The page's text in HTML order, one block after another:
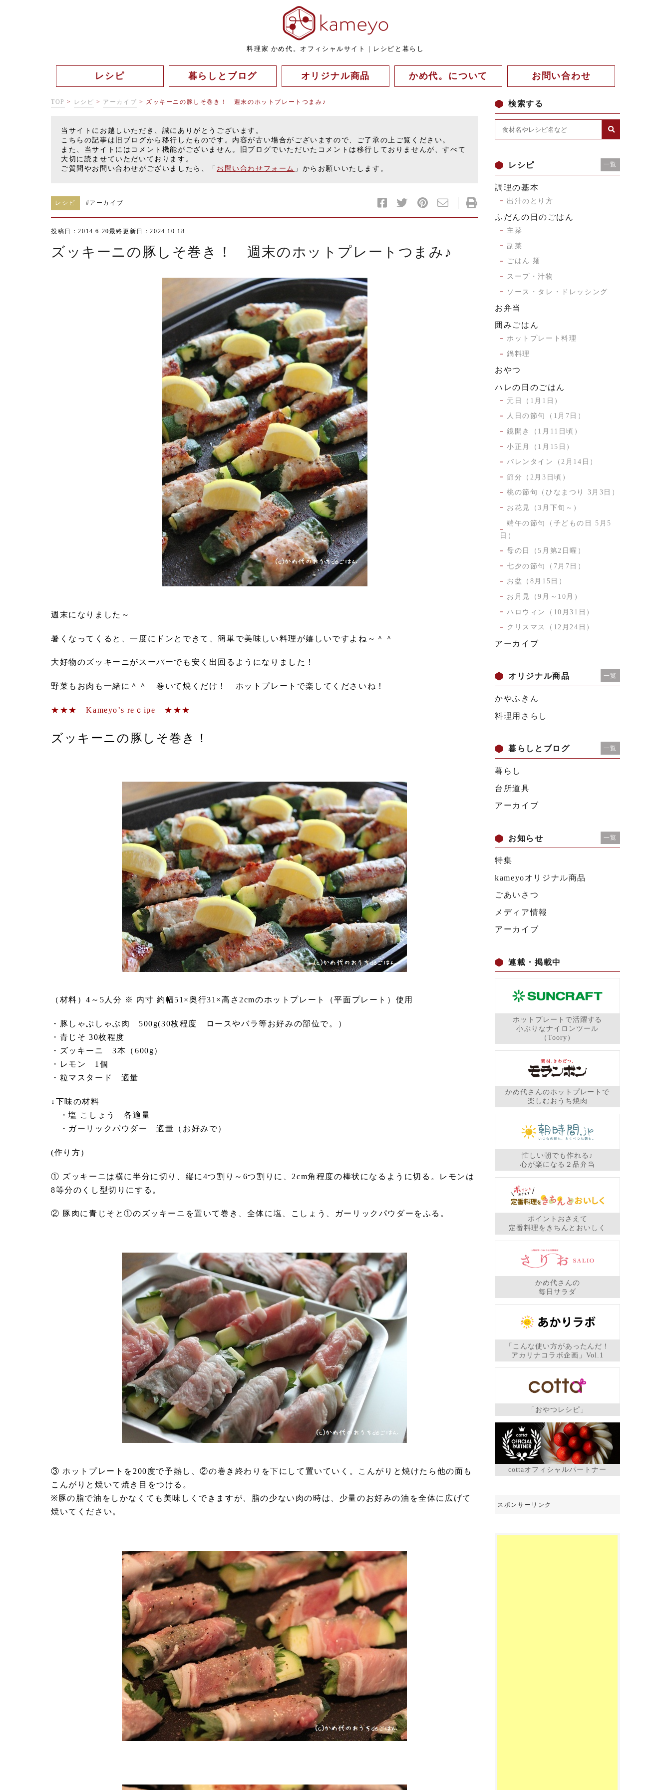
料理家 かめ代。オフィシャルサイト｜レシピと暮らし
レシピ 暮らしとブログ オリジナル商品 かめ代。について お問い合わせ
TOP > レシピ > アーカイブ > ズッキーニの豚しそ巻き！ 週末のホットプレートつまみ♪
当サイトにお越しいただき、誠にありがとうございます。
こちらの記事は旧ブログから移行したものです。内容が古い場合がございますので、ご了承の上ご覧ください。
また、当サイトにはコメント機能がございません。旧ブログでいただいたコメントは移行しておりませんが、すべて
大切に読ませていただいております。
ご質問やお問い合わせがございましたら、「 お問い合わせフォーム 」からお願いいたします。
レシピ #アーカイブ
投稿日：2014.6.20最終更新日：2024.10.18
ズッキーニの豚しそ巻き！ 週末のホットプレートつまみ♪
週末になりました～
暑くなってくると、一度にドンとできて、簡単で美味しい料理が嬉しいですよね～＾＾
大好物のズッキーニがスーパーでも安く出回るようになりました！
野菜もお肉も一緒に＾＾ 巻いて焼くだけ！ ホットプレートで楽してくださいね！
★★★ Kameyo’s reｃipe ★★★
ズッキーニの豚しそ巻き！
（材料）4～5人分 ※ 内寸 約幅51×奥行31×高さ2cmのホットプレート（平面プレート）使用
・豚しゃぶしゃぶ肉 500g(30枚程度 ロースやバラ等お好みの部位で。）
・青じそ 30枚程度
・ズッキーニ 3本（600g）
・レモン 1個
・粒マスタード 適量
↓下味の材料
・塩 こしょう 各適量
・ガーリックパウダー 適量（お好みで）
(作り方）
① ズッキーニは横に半分に切り、縦に4つ割り～6つ割りに、2cm角程度の棒状になるように切る。レモンは
8等分のくし型切りにする。
② 豚肉に青じそと①のズッキーニを置いて巻き、全体に塩、こしょう、ガーリックパウダーをふる。
③ ホットプレートを200度で予熱し、②の巻き終わりを下にして置いていく。こんがりと焼けたら他の面も
こんがりと焼いて焼き目をつける。
※豚の脂で油をしかなくても美味しくできますが、脂の少ない肉の時は、少量のお好みの油を全体に広げて
焼いてください。
検索する
レシピ 一覧
調理の基本
出汁のとり方
ふだんの日のごはん
主菜
副菜
ごはん 麺
スープ・汁物
ソース・タレ・ドレッシング
お弁当
囲みごはん
ホットプレート料理
鍋料理
おやつ
ハレの日のごはん
元日（1月1日）
人日の節句（1月7日）
鏡開き（1月11日頃）
小正月（1月15日）
バレンタイン（2月14日）
節分（2月3日頃）
桃の節句（ひなまつり 3月3日）
お花見（3月下旬～）
端午の節句（子どもの日 5月5
日）
母の日（5月第2日曜）
七夕の節句（7月7日）
お盆（8月15日）
お月見（9月～10月）
ハロウィン（10月31日）
クリスマス（12月24日）
アーカイブ
オリジナル商品 一覧
かやふきん
料理用さらし
暮らしとブログ 一覧
暮らし
台所道具
アーカイブ
お知らせ 一覧
特集
kameyoオリジナル商品
ごあいさつ
メディア情報
アーカイブ
連載・掲載中
ホットプレートで活躍する
小ぶりなナイロンツール
（Toory）
かめ代さんのホットプレートで
楽しむおうち焼肉
忙しい朝でも作れる♪
心が楽になる２品弁当
ポイントおさえて
定番料理をきちんとおいしく
かめ代さんの
毎日サラダ
「こんな使い方があったんだ！
アカリナコラボ企画」Vol.1
「おやつレシピ」
cottaオフィシャルパートナー